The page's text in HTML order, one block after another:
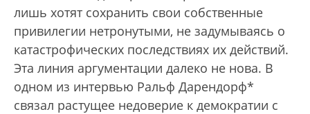
лишь хотят сохранить свои собственные
привилегии нетронутыми, не задумываясь о
катастрофических последствиях их действий.
Эта линия аргументации далеко не нова. В
одном из интервью Ральф Дарендорф*
связал растущее недоверие к демократии с